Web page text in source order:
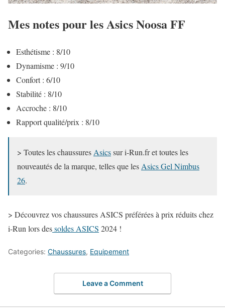
Mes notes pour les Asics Noosa FF
Esthétisme : 8/10
Dynamisme : 9/10
Confort : 6/10
Stabilité : 8/10
Accroche : 8/10
Rapport qualité/prix : 8/10
> Toutes les chaussures Asicssur i-Run.fr et toutes les
nouveautés de la marque, telles que les Asics Gel Nimbus
26.
> Découvrez vos chaussures ASICS préférées à prix réduits chez
i-Run lors dessoldes ASICS 2024 !
Categories: Chaussures, Equipement
Leave a Comment